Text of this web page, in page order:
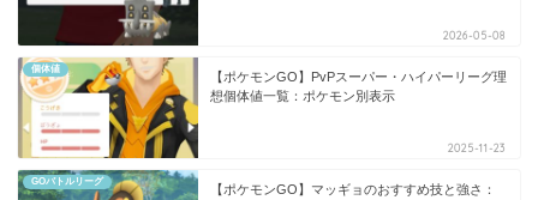
2026-05-08
個体値
【ポケモンGO】PvPスーパー・ハイパーリーグ理
想個体値一覧：ポケモン別表示
2025-11-23
GOバトルリーグ
【ポケモンGO】マッギョのおすすめ技と強さ：